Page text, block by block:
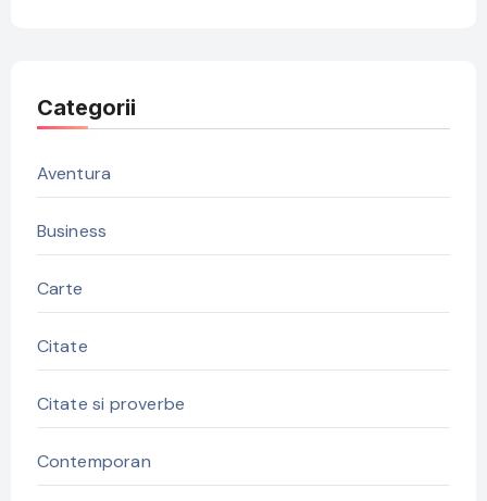
Categorii
Aventura
Business
Carte
Citate
Citate si proverbe
Contemporan